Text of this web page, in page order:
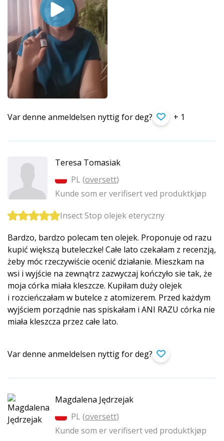
Var denne anmeldelsen nyttig for deg? + 1
Teresa Tomasiak
PL (oversett)
Kunde som er verifisert ved produktkjøp
Insect Stop olejek eteryczny
Bardzo, bardzo polecam ten olejek. Proponuje od razu
kupić większą buteleczke! Całe lato czekałam z recenzją,
żeby móc rzeczywiście ocenić działanie. Mieszkam na
wsi i wyjście na zewnątrz zazwyczaj kończyło sie tak, że
moja córka miała kleszcze. Kupiłam duży olejek
i rozcieńczałam w butelce z atomizerem. Przed każdym
wyjściem porządnie nas spiskałam i ANI RAZU córka nie
miała kleszcza przez całe lato.
Var denne anmeldelsen nyttig for deg?
Magdalena Jędrzejak
PL (oversett)
Kunde som er verifisert ved produktkjøp